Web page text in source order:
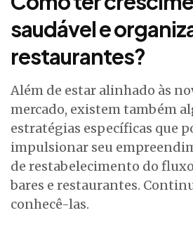
saudável e
restaurantes?
Além de estar alinhado às
mercado, existem também
estratégias específicas que
impulsionar seu
de restabelecimento do
bares e restaurantes.
conhecê-las.